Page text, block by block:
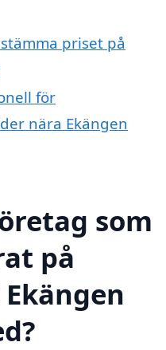
priset på
för
nära Ekängen
som
på